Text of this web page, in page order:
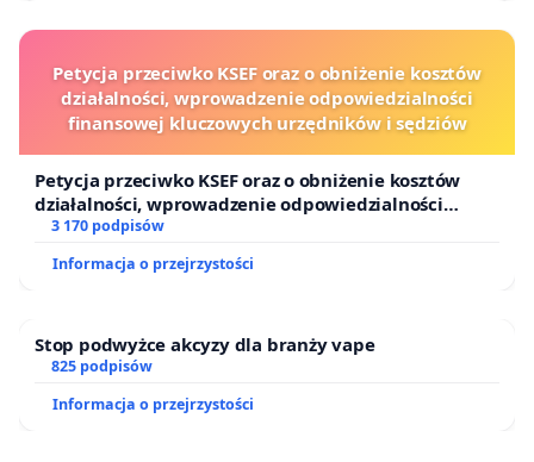
Szanowny Panie Prezydencie,
Szanowni Państwo Marszałkowie Sejmu i Senatu,
Szanowny Panie Premierze,
Szanowni Panowie Wicepremierzy,
przedstawicieli władz Rzeczypospolitej Polskiej, w
„Rozwój nauki i technologii to nie tylko kwestia
postępu, ale polska racja stanu w XXI wieku. Bez
Petycja przeciwko KSEF oraz o obniżenie kosztów
działalności, wprowadzenie odpowiedzialności
finansowej kluczowych urzędników i sędziów
Petycja przeciwko KSEF oraz o obniżenie kosztów
działalności, wprowadzenie odpowiedzialności
finansowej kluczowych urzędników i sędziów
3 170 podpisów
Informacja o przejrzystości
Stop podwyżce akcyzy dla branży vape
825 podpisów
Informacja o przejrzystości